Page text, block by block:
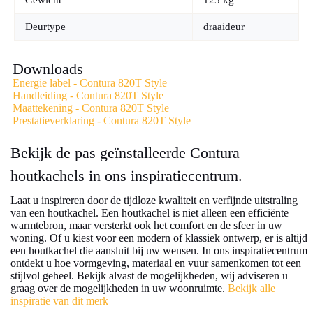
Deurtype draaideur
Downloads
Energie label - Contura 820T Style
Handleiding - Contura 820T Style
Maattekening - Contura 820T Style
Prestatieverklaring - Contura 820T Style
Bekijk de pas geïnstalleerde Contura
houtkachels in ons inspiratiecentrum.
Laat u inspireren door de tijdloze kwaliteit en verfijnde uitstraling
van een houtkachel. Een houtkachel is niet alleen een efficiënte
warmtebron, maar versterkt ook het comfort en de sfeer in uw
woning. Of u kiest voor een modern of klassiek ontwerp, er is altijd
een houtkachel die aansluit bij uw wensen. In ons inspiratiecentrum
ontdekt u hoe vormgeving, materiaal en vuur samenkomen tot een
stijlvol geheel. Bekijk alvast de mogelijkheden, wij adviseren u
graag over de mogelijkheden in uw woonruimte. Bekijk alle
inspiratie van dit merk